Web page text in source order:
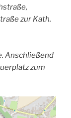
zur Kath.
Anschließend
zum